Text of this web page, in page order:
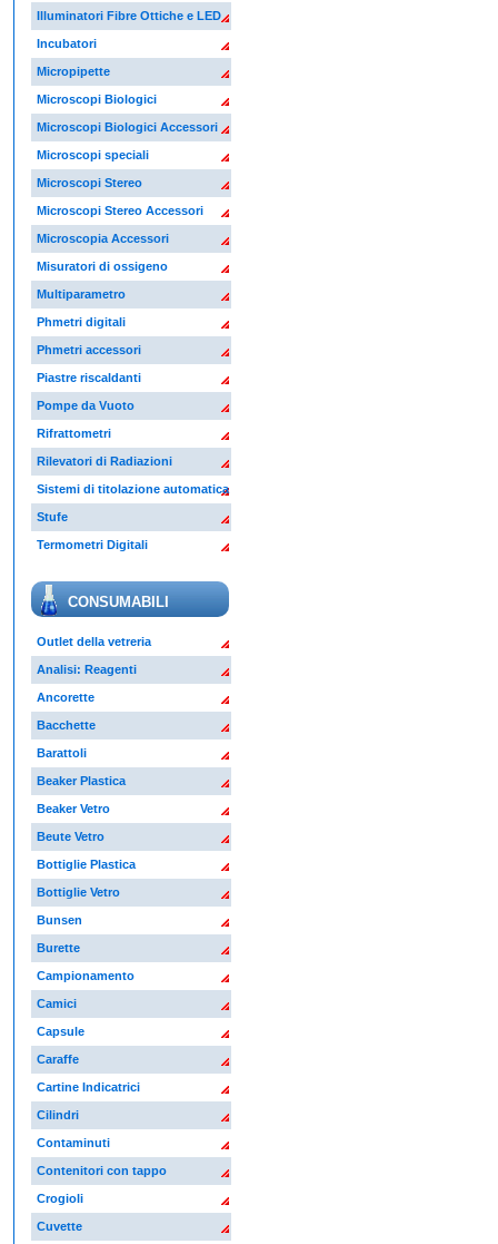
Illuminatori Fibre Ottiche e LED
Incubatori
Micropipette
Microscopi Biologici
Microscopi Biologici Accessori
Microscopi speciali
Microscopi Stereo
Microscopi Stereo Accessori
Microscopia Accessori
Misuratori di ossigeno
Multiparametro
Phmetri digitali
Phmetri accessori
Piastre riscaldanti
Pompe da Vuoto
Rifrattometri
Rilevatori di Radiazioni
Sistemi di titolazione automatica
Stufe
Termometri Digitali
CONSUMABILI
Outlet della vetreria
Analisi: Reagenti
Ancorette
Bacchette
Barattoli
Beaker Plastica
Beaker Vetro
Beute Vetro
Bottiglie Plastica
Bottiglie Vetro
Bunsen
Burette
Campionamento
Camici
Capsule
Caraffe
Cartine Indicatrici
Cilindri
Contaminuti
Contenitori con tappo
Crogioli
Cuvette